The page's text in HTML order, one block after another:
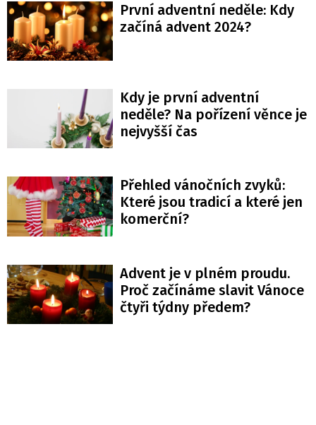
První adventní neděle: Kdy
začíná advent 2024?
Kdy je první adventní
neděle? Na pořízení věnce je
nejvyšší čas
Přehled vánočních zvyků:
Které jsou tradicí a které jen
komerční?
Advent je v plném proudu.
Proč začínáme slavit Vánoce
čtyři týdny předem?